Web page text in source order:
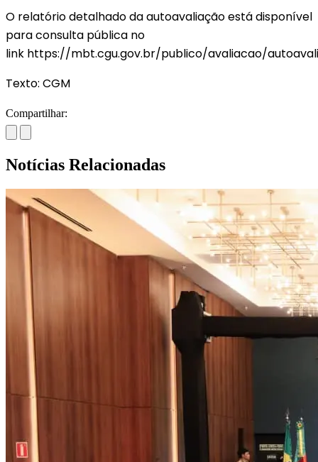
O relatório detalhado da autoavaliação está disponível
para consulta pública no
link https://mbt.cgu.gov.br/publico/avaliacao/
Texto: CGM
Compartilhar:
Notícias Relacionadas